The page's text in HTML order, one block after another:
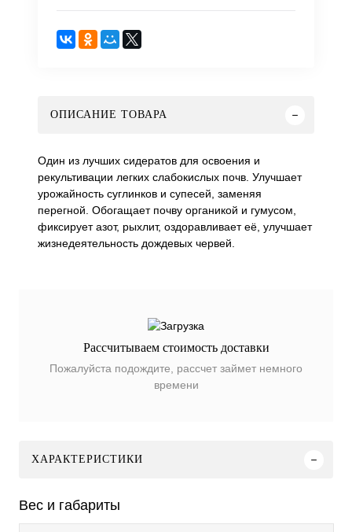
ОПИСАНИЕ ТОВАРА
Один из лучших сидератов для освоения и
рекультивации легких слабокислых почв. Улучшает
урожайность суглинков и супесей, заменяя
перегной. Обогащает почву органикой и гумусом,
фиксирует азот, рыхлит, оздоравливает её, улучшает
жизнедеятельность дождевых червей.
Рассчитываем стоимость доставки
Пожалуйста подождите, рассчет займет немного
времени
ХАРАКТЕРИСТИКИ
Вес и габариты